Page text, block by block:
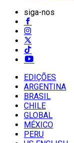
siga-nos
EDIÇÕES
ARGENTINA
BRASIL
CHILE
GLOBAL
MÉXICO
PERU